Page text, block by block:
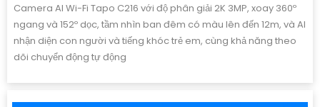
Camera AI Wi-Fi Tapo C216 với độ phân giải 2K 3MP, xoay 360º
ngang và 152º dọc, tầm nhìn ban đêm có màu lên đến 12m, và AI
nhận diện con người và tiếng khóc trẻ em, cùng khả năng theo
dõi chuyển động tự động